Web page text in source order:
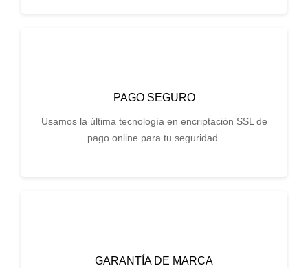
PAGO SEGURO
Usamos la última tecnología en encriptación SSL de
pago online para tu seguridad.
GARANTÍA DE MARCA